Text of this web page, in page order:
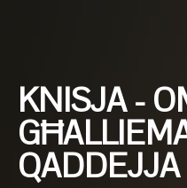
KNISJA -
QADDEJJA